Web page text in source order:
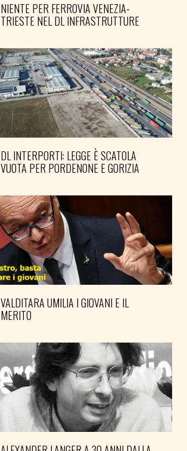
NIENTE PER FERROVIA VENEZIA-
TRIESTE NEL DL INFRASTRUTTURE
DL INTERPORTI: LEGGE È SCATOLA
VUOTA PER PORDENONE E GORIZIA
VALDITARA UMILIA I GIOVANI E IL
MERITO